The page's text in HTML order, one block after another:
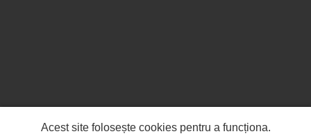
Acest site folosește cookies pentru a funcționa.